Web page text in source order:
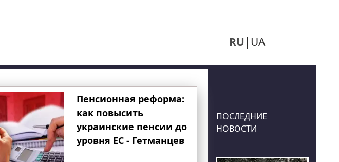
RU UA
Пенсионная реформа:
как повысить
украинские пенсии до
уровня ЕС - Гетманцев
ПОСЛЕДНИЕ
НОВОСТИ